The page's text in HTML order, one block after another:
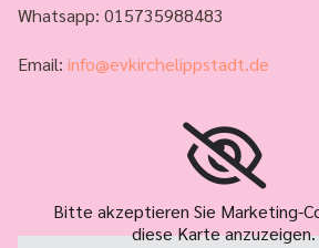
Whatsapp: 015735988483
Email: info@evkirchelippstadt.de
Bitte akzeptieren Sie Marketing-
diese Karte anzuzeigen.